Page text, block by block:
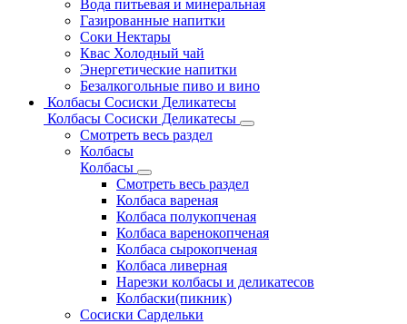
Вода питьевая и минеральная
Газированные напитки
Соки Нектары
Квас Холодный чай
Энергетические напитки
Безалкогольные пиво и вино
Колбасы Сосиски Деликатесы
Колбасы Сосиски Деликатесы
Смотреть весь раздел
Колбасы
Колбасы
Смотреть весь раздел
Колбаса вареная
Колбаса полукопченая
Колбаса варенокопченая
Колбаса сырокопченая
Колбаса ливерная
Нарезки колбасы и деликатесов
Колбаски(пикник)
Сосиски Сардельки